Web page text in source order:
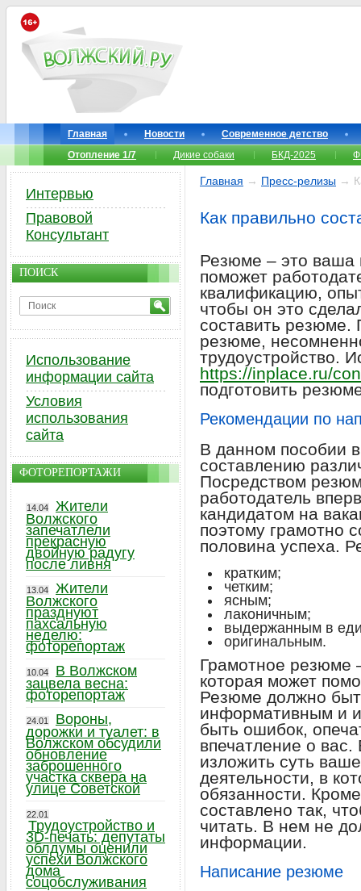
Главная Новости
Современное детство
Отопление 1/7
Дикие собаки БКД-2025
Главная → Пресс-релизы →
Как правильно
Резюме – это ваша
поможет
квалификацию,
чтобы он это
составить резюме.
резюме,
трудоустройство.
https://inplace.ru/
подготовить
Рекомендации по
В данном пособии
составлению
Посредством
работодатель
кандидатом на
поэтому грамотно
половина успеха.
кратким;
четким;
ясным;
лаконичным;
выдержанным в
оригинальным.
Грамотное резюме
которая может
Резюме должно
информативным и
быть ошибок,
впечатление о
изложить суть
деятельности, в
обязанности.
составлено так,
читать. В нем не
информации.
Написание резюме
Интервью
Правовой
Консультант
ПОИСК
Использование
информации сайта
Условия
использования
сайта
ФОТОРЕПОРТАЖИ
14.04
Жители
Волжского
запечатлели
прекрасную
двойную радугу
после ливня
13.04
Жители
Волжского
празднуют
пахсальную
неделю:
фоторепортаж
10.04
В Волжском
зацвела весна:
фоторепортаж
24.01
Вороны,
дорожки и туалет: в
Волжском обсудили
обновление
заброшенного
участка сквера на
улице Советской
22.01
Трудоустройство и
3D-печать: депутаты
облдумы оценили
успехи Волжского
дома
соцобслуживания